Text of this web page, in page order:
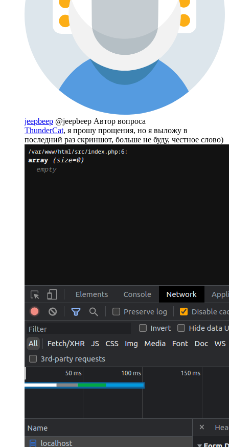
jeepbeep @jeepbeep Автор вопроса
ThunderCat, я прошу прощения, но я выложу в
последний раз скриншот, больше не буду, честное слово)